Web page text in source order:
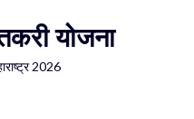
योजना
2026